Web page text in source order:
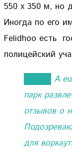
550 х 350 м, но
Иногда по его
Felidhoo есть
полицейский
А
парк
отзывов о
для